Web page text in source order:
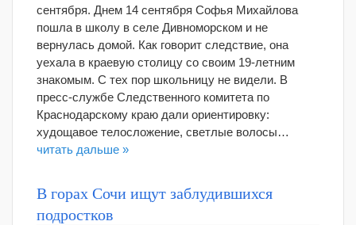
сентября. Днем 14 сентября Софья Михайлова
пошла в школу в селе Дивноморском и не
вернулась домой. Как говорит следствие, она
уехала в краевую столицу со своим 19-летним
знакомым. С тех пор школьницу не видели. В
пресс-службе Следственного комитета по
Краснодарскому краю дали ориентировку:
худощавое телосложение, светлые волосы…
читать дальше »
В горах Сочи ищут заблудившихся
подростков